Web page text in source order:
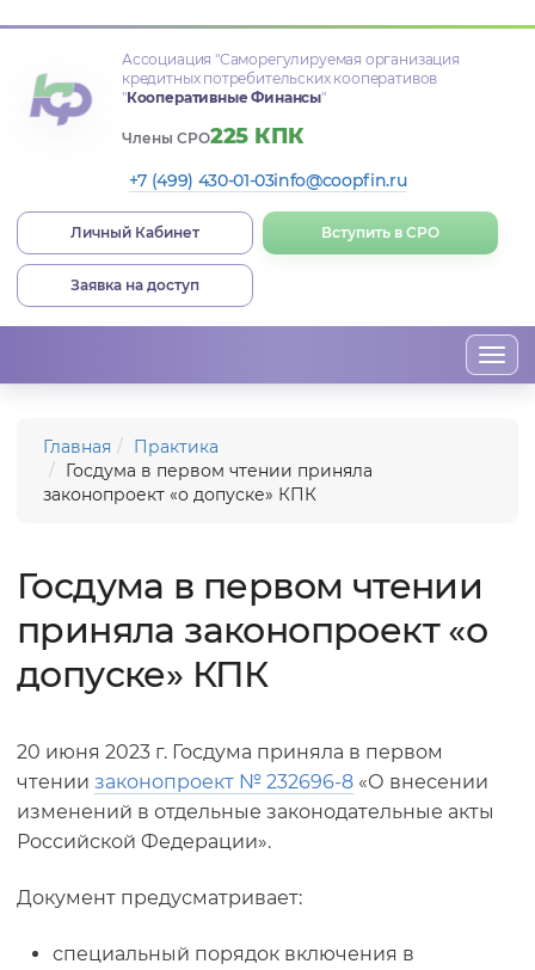
Ассоциация "Саморегулируемая организация
кредитных потребительских кооперативов
"Кооперативные Финансы"
Члены СРО225 КПК
+7 (499) 430-01-03info@coopfin.ru
Личный Кабинет Вступить в СРО
Заявка на доступ
Главная
Практика
Госдума в первом чтении приняла
законопроект «о допуске» КПК
Госдума в первом чтении
приняла законопроект «о
допуске» КПК
20 июня 2023 г. Госдума приняла в первом
чтении законопроект № 232696-8 «О внесении
изменений в отдельные законодательные акты
Российской Федерации».
Документ предусматривает:
специальный порядок включения в